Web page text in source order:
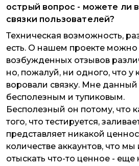
острый вопрос - можете ли
связки пользователей?
Техническая возможность,
есть. О нашем проекте
возбужденных отзывов
но, пожалуй, ни одного, что у
воровали связку. Мне данный
бесполезным и тупиковым.
Бесполезный он потому, что
того, что тестируется,
представляет никакой
количестве аккаунтов, что
отыскать что-то ценное - еще